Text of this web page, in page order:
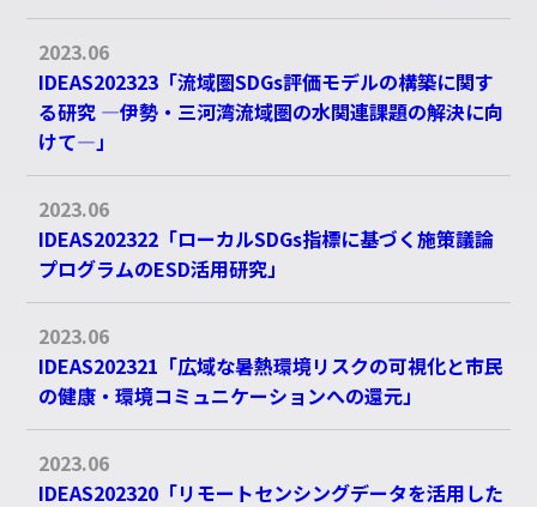
2-4 : 感染症対策に関する情報のデジタル
アースへの投入と利用サービス
一般研究
一般研究
研究集会
研究集会
2023.06
IDEAS202323「流域圏SDGs評価モデルの構築に関す
る研究 ―伊勢・三河湾流域圏の水関連課題の解決に向
けて―」
2023.06
IDEAS202322「ローカルSDGs指標に基づく施策議論
プログラムのESD活用研究」
2023.06
IDEAS202321「広域な暑熱環境リスクの可視化と市民
の健康・環境コミュニケーションへの還元」
2023.06
IDEAS202320「リモートセンシングデータを活⽤した